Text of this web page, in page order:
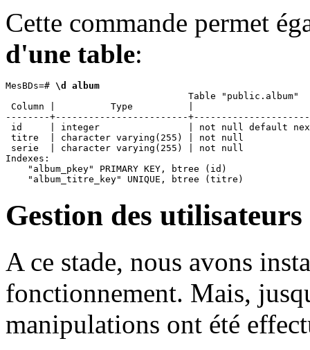
Cette commande permet
d'une table:
MesBDs=# \d album
                                 Table "public.album"
Column |          Type          |
--------+------------------------
id     | integer                | not null default
titre  | character varying(255) | not null
serie  | character varying(255) | not null
Indexes:
    "album_pkey" PRIMARY KEY, btree (id)
Gestion des utilisateurs
A ce stade, nous avons
fonctionnement. Mais,
manipulations ont été